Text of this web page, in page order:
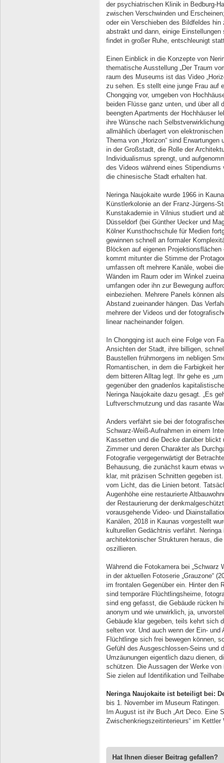
der psychiatrischen Klinik in Bedburg-
zwischen Verschwinden und
oder ein Verschieben des Bildfeldes
abstrakt und dann, einige
findet in großer Ruhe, entschleunigt
Einen Einblick in die Konzepte von
thematische Ausstellung „Der Traum
raum des Museums ist das Video
zu sehen. Es stellt eine junge Frau auf
Chongqing vor, umgeben von
beiden Flüsse ganz unten, und über all
beengten Apartments der Hochhäuser
ihre Wünsche nach
allmählich überlagert von
Thema von „Horizon“ sind
in der Großstadt, die Rolle der
Individualismus sprengt, und
des Videos während eines
die chinesische Stadt erhalten hat.
Neringa Naujokaite wurde 1966 in
Künstlerkolonie an der Franz-Jürgens-
Kunstakademie in Vilnius studiert und
Düsseldorf (bei Günther Uecker und
Kölner Kunsthochschule für Medien
gewinnen schnell an formaler
Blöcken auf eigenen
kommt mitunter die Stimme der
umfassen oft mehrere Kanäle, wobei
Wänden im Raum oder im Winkel
umfangen oder ihn zur Bewegung
einbeziehen. Mehrere Panels können
Abstand zueinander hängen. Das
mehrere der Videos und der
linear nacheinander folgen.
In Chongqing ist auch eine Folge von
Ansichten der Stadt, ihre billigen,
Baustellen frühmorgens im nebligen
Romantischen, in dem die Farbigkeit
dem bitteren Alltag legt. Ihr gehe es
gegenüber den gnadenlos
Neringa Naujokaite dazu gesagt. „Es
Luftverschmutzung und das rasante
Anders verfährt sie bei der
Schwarz-Weiß-Aufnahmen in einem
Kassetten und die Decke darüber
Zimmer und deren Charakter als
Fotografie vergegenwärtigt der
Behausung, die zunächst kaum etwas
klar, mit präzisen Schnitten gegeben
vom Licht, das die Linien betont.
Augenhöhe eine restaurierte
der Restaurierung der
vorausgehende Video- und
Kanälen, 2018 in Kaunas vorgestellt
kulturellen Gedächtnis verfährt.
architektonischer Strukturen heraus,
oszillieren.
Während die Fotokamera bei
in der aktuellen Fotoserie „Grauzone“
im frontalen Gegenüber ein. Hinter den
sind temporäre Flüchtlingsheime,
sind eng gefasst, die Gebäude rücken
anonym und wie unwirklich, ja,
Gebäude klar gegeben, teils kehrt sich
selten vor. Und auch wenn der Ein-
Flüchtlinge sich frei bewegen können,
Gefühl des Ausgeschlossen-Seins und
Umzäunungen eigentlich dazu dienen,
schützen. Die Aussagen der Werke
Sie zielen auf Identifikation und
Neringa Naujokaite ist beteiligt bei:
bis 1. November im Museum Ratingen.
Im August ist ihr Buch „Art Deco. Eine
Zwischenkriegszeitinterieurs“ im Kettler
Hat Ihnen dieser Beitrag gefallen?